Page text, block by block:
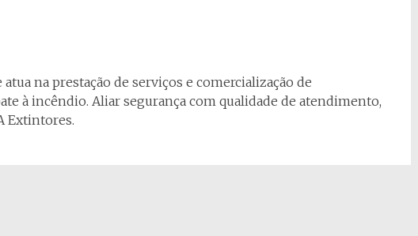
na prestação de serviços e comercialização de
à incêndio. Aliar segurança com qualidade de atendimento,
Extintores.